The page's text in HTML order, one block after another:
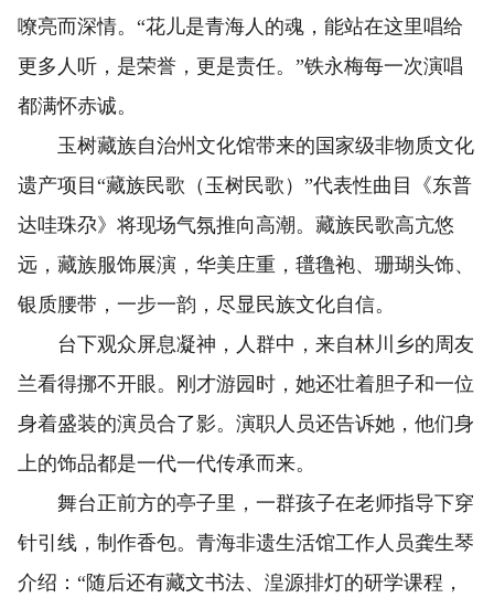
嘹亮而深情。“花儿是青海人的魂，能站在这里唱给
更多人听，是荣誉，更是责任。”铁永梅每一次演唱
都满怀赤诚。
玉树藏族自治州文化馆带来的国家级非物质文化
遗产项目“藏族民歌（玉树民歌）”代表性曲目《东普
达哇珠尕》将现场气氛推向高潮。藏族民歌高亢悠
远，藏族服饰展演，华美庄重，氆氇袍、珊瑚头饰、
银质腰带，一步一韵，尽显民族文化自信。
台下观众屏息凝神，人群中，来自林川乡的周友
兰看得挪不开眼。刚才游园时，她还壮着胆子和一位
身着盛装的演员合了影。演职人员还告诉她，他们身
上的饰品都是一代一代传承而来。
舞台正前方的亭子里，一群孩子在老师指导下穿
针引线，制作香包。青海非遗生活馆工作人员龚生琴
介绍：“随后还有藏文书法、湟源排灯的研学课程，